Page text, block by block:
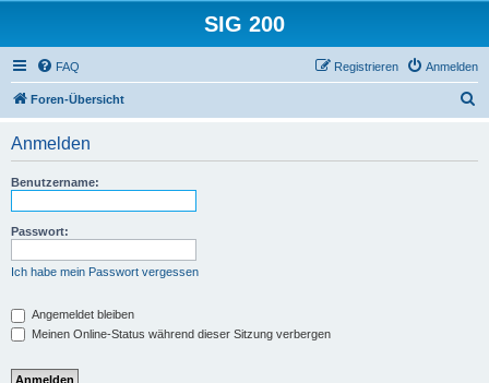
SIG 200
FAQ Anmelden
Registrieren
Foren-Übersicht
Anmelden
Benutzername:
Passwort:
Ich habe mein Passwort vergessen
Angemeldet bleiben
Meinen Online-Status während dieser Sitzung verbergen